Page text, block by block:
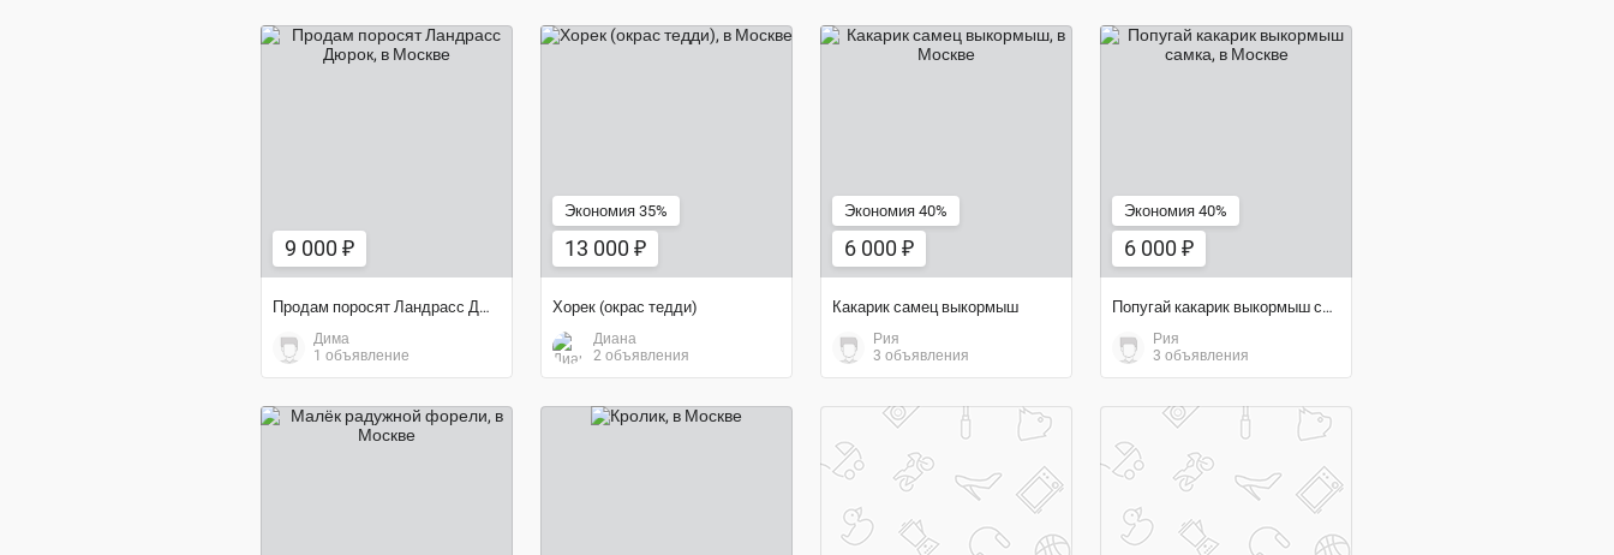
9 000 ₽
Продам поросят Ландрасс Дюрок
Дима
1 объявление
Экономия 35%
13 000 ₽
Хорек (окрас тедди)
Диана
2 объявления
Экономия 40%
6 000 ₽
Какарик самец выкормыш
Рия
3 объявления
Экономия 40%
6 000 ₽
Попугай какарик выкормыш самка
Рия
3 объявления
договорная цена бесплатно